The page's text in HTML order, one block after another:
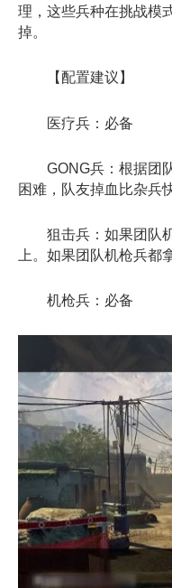
理，这些兵种在挑战模
掉。
【配置建议】
医疗兵：必备
GONG兵：根据团队
困难，队友掉血比杂兵
狙击兵：如果团队机
上。如果团队机枪兵都
机枪兵：必备